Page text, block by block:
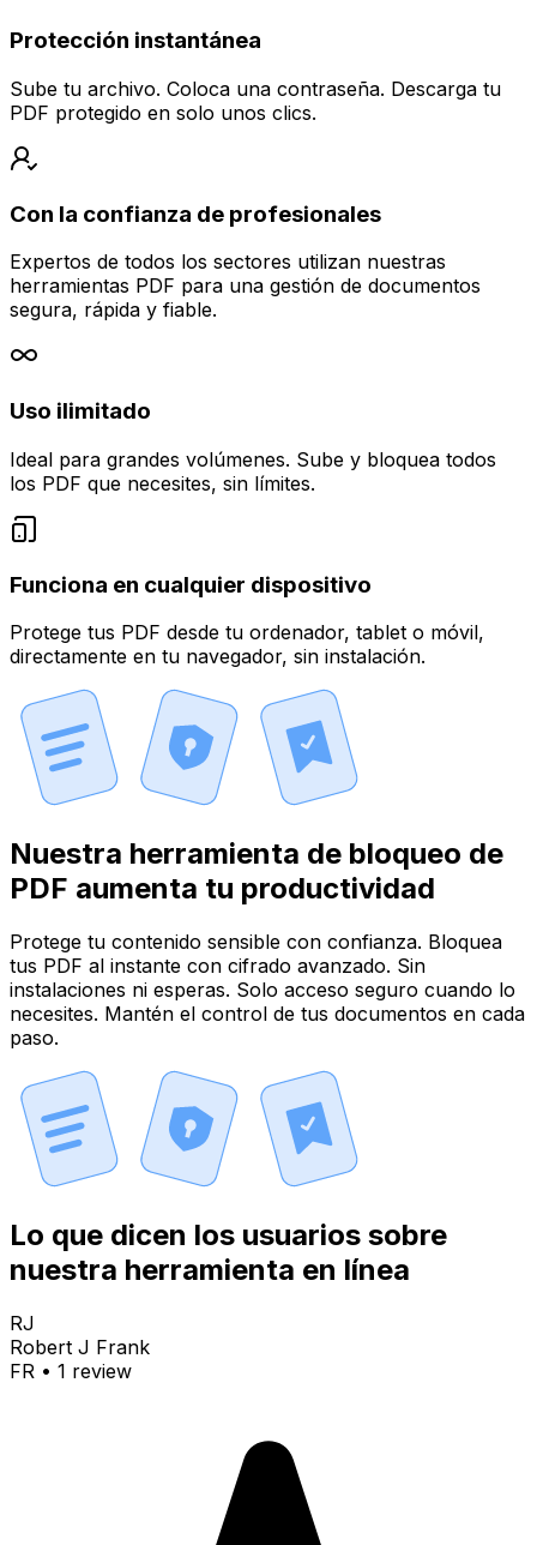
Protección instantánea
Sube tu archivo. Coloca una contraseña. Descarga tu
PDF protegido en solo unos clics.
Con la confianza de profesionales
Expertos de todos los sectores utilizan nuestras
herramientas PDF para una gestión de documentos
segura, rápida y fiable.
Uso ilimitado
Ideal para grandes volúmenes. Sube y bloquea todos
los PDF que necesites, sin límites.
Funciona en cualquier dispositivo
Protege tus PDF desde tu ordenador, tablet o móvil,
directamente en tu navegador, sin instalación.
Nuestra herramienta de bloqueo de
PDF aumenta tu productividad
Protege tu contenido sensible con confianza. Bloquea
tus PDF al instante con cifrado avanzado. Sin
instalaciones ni esperas. Solo acceso seguro cuando lo
necesites. Mantén el control de tus documentos en cada
paso.
Lo que dicen los usuarios sobre
nuestra herramienta en línea
RJ
Robert J Frank
FR • 1 review